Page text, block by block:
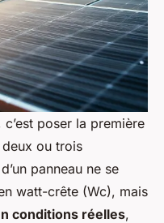
poser la première
deux ou trois
panneau ne se
watt-crête (Wc), mais
conditions réelles,